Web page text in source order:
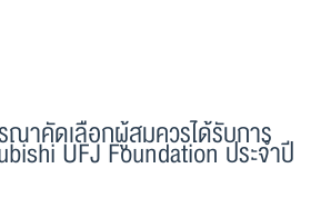
าคัดเลือกผู้สมควรได้รับการ
UFJ Foundation ประจำปี